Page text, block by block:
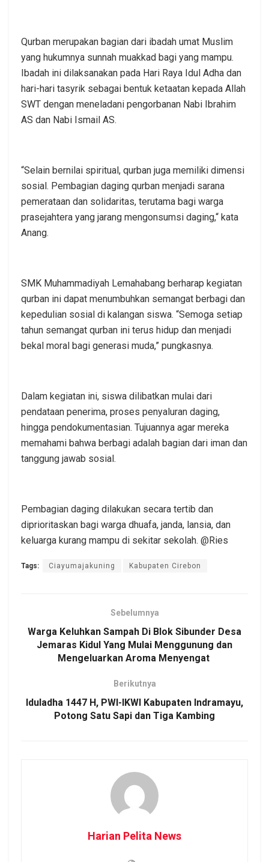
Qurban merupakan bagian dari ibadah umat Muslim
yang hukumnya sunnah muakkad bagi yang mampu.
Ibadah ini dilaksanakan pada Hari Raya Idul Adha dan
hari-hari tasyrik sebagai bentuk ketaatan kepada Allah
SWT dengan meneladani pengorbanan Nabi Ibrahim
AS dan Nabi Ismail AS.
“Selain bernilai spiritual, qurban juga memiliki dimensi
sosial. Pembagian daging qurban menjadi sarana
pemerataan dan solidaritas, terutama bagi warga
prasejahtera yang jarang mengonsumsi daging,“ kata
Anang.
SMK Muhammadiyah Lemahabang berharap kegiatan
qurban ini dapat menumbuhkan semangat berbagi dan
kepedulian sosial di kalangan siswa. “Semoga setiap
tahun semangat qurban ini terus hidup dan menjadi
bekal moral bagi generasi muda,” pungkasnya.
Dalam kegiatan ini, siswa dilibatkan mulai dari
pendataan penerima, proses penyaluran daging,
hingga pendokumentasian. Tujuannya agar mereka
memahami bahwa berbagi adalah bagian dari iman dan
tanggung jawab sosial.
Pembagian daging dilakukan secara tertib dan
diprioritaskan bagi warga dhuafa, janda, lansia, dan
keluarga kurang mampu di sekitar sekolah. @Ries
Tags: Ciayumajakuning Kabupaten Cirebon
Sebelumnya
Warga Keluhkan Sampah Di Blok Sibunder Desa
Jemaras Kidul Yang Mulai Menggunung dan
Mengeluarkan Aroma Menyengat
Berikutnya
Iduladha 1447 H, PWI-IKWI Kabupaten Indramayu,
Potong Satu Sapi dan Tiga Kambing
Harian Pelita News